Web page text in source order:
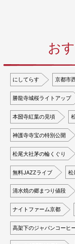
お
にしてらす 京都市
勝龍寺城桜ライトアップ
本圀寺紅葉の見頃
神護寺寺宝の特別公開
松尾大社茅の輪くぐり
無料JAZZライブ 松
清水焼の郷まつり値段
ナイトファーム京都
高架下のジャパンコーヒ